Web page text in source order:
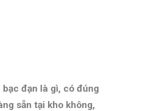
đạn là gì, có đúng
sẵn tại kho không,